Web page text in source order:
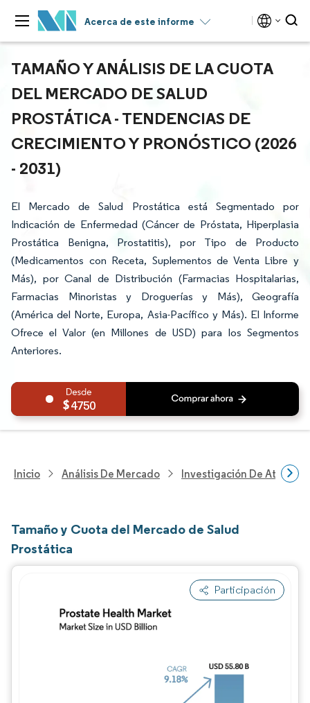
Acerca de este informe
TAMAÑO Y ANÁLISIS DE LA CUOTA
DEL MERCADO DE SALUD
PROSTÁTICA - TENDENCIAS DE
CRECIMIENTO Y PRONÓSTICO (2026
- 2031)
El Mercado de Salud Prostática está Segmentado por
Indicación de Enfermedad (Cáncer de Próstata, Hiperplasia
Prostática Benigna, Prostatitis), por Tipo de Producto
(Medicamentos con Receta, Suplementos de Venta Libre y
Más), por Canal de Distribución (Farmacias Hospitalarias,
Farmacias Minoristas y Droguerías y Más), Geografía
(América del Norte, Europa, Asia-Pacífico y Más). El Informe
Ofrece el Valor (en Millones de USD) para los Segmentos
Anteriores.
4750
Inicio Análisis De Mercado Investigación De
Tamaño y Cuota del Mercado de Salud
Prostática
Participación